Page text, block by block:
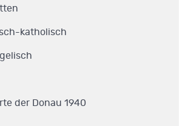
katholisch
der Donau 1940